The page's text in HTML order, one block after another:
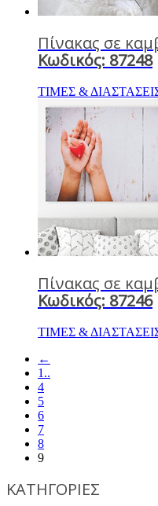
Πίνακας σε
Κωδικός: 87248
ΤΙΜΕΣ &
Πίνακας σε
Κωδικός: 87246
ΤΙΜΕΣ &
←
1..
4
5
6
7
8
9
ΚΑΤΗΓΟΡΙΕΣ